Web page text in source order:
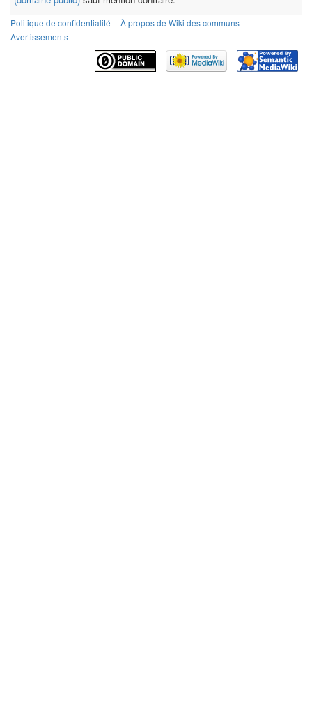
Politique de confidentialité
À propos de Wiki des communs
Avertissements